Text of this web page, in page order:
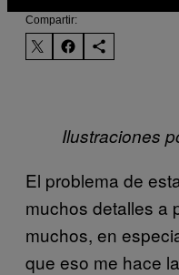
Compartir:
Ilustraciones
El problema de
muchos detalles a
muchos, en
que eso me hace